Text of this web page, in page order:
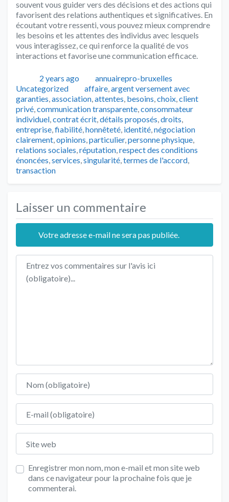
souvent vous guider vers des décisions et des actions qui
favorisent des relations authentiques et significatives. En
écoutant votre ressenti, vous pouvez mieux comprendre
les besoins et les attentes des individus avec lesquels
vous interagissez, ce qui renforce la qualité de vos
interactions et favorise une communication efficace.
Publié2 years ago Auteur
annuairepro-bruxelles
Uncategorized
Tags
affaire,argent versement avec
garanties,association,attentes, besoins,choix,client
privé,communication transparente,consommateur
individuel,contrat écrit,détails proposés,droits,
entreprise,fiabilité,honnêteté, identité,négociation
clairement,opinions,particulier,personne physique,
relations sociales,réputation,respect des conditions
énoncées,services,singularité,termes de l'accord,
transaction
Laisser un commentaire
Votre adresse e-mail ne sera pas publiée.
Texte de l'avis
Nom
E-mail
Site web
Enregistrer mon nom, mon e-mail et mon site web
dans ce navigateur pour la prochaine fois que je
commenterai.